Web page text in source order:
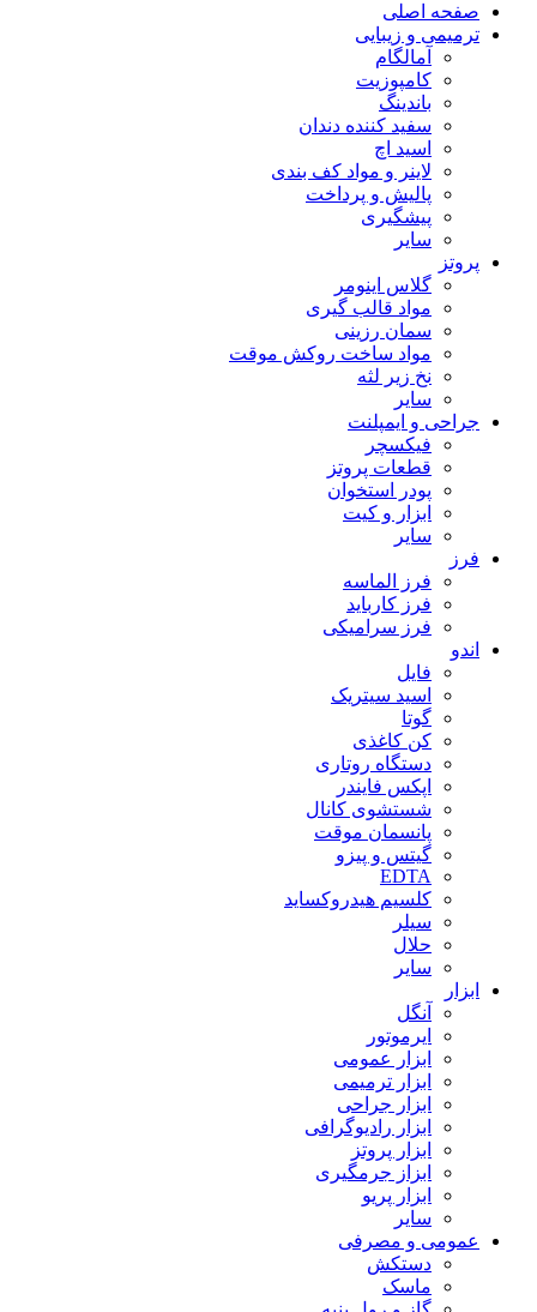
صفحه اصلی
ترمیمی و زیبایی
آمالگام
کامپوزیت
باندینگ
سفید کننده دندان
اسید اچ
لاینر و مواد کف بندی
پالیش و پرداخت
پیشگیری
سایر
پروتز
گلاس اینومر
مواد قالب گیری
سمان رزینی
مواد ساخت روکش موقت
نخ زیر لثه
سایر
جراحی و ایمپلنت
فیکسچر
قطعات پروتز
پودر استخوان
ابزار و کیت
سایر
فرز
فرز الماسه
فرز کارباید
فرز سرامیکی
اندو
فایل
اسید سیتریک
گوتا
کن کاغذی
دستگاه روتاری
اپکس فایندر
شستشوی کانال
پانسمان موقت
گیتس و پیزو
EDTA
کلسیم هیدروکساید
سیلر
حلال
سایر
ابزار
آنگل
ایرموتور
ابزار عمومی
ابزار ترمیمی
ابزار جراحی
ابزار رادیوگرافی
ابزار پروتز
ابزاز جرمگیری
ابزار پریو
سایر
عمومی و مصرفی
دستکش
ماسک